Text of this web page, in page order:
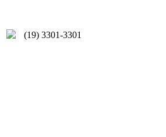
(19) 3301-3301